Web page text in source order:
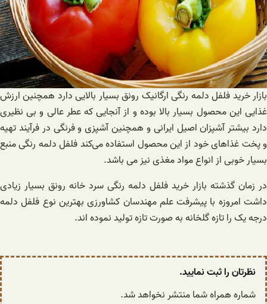
بازار خرید فلفل دلمه رنگی ارگانیک رونق بسیار بالایی دارد همچنین ارزش
غذایی این محصول بسیار بالا بوده و از آنجایی که عطر عالی و بی نظیری
دارد بیشتر آشپزان اصیل ایرانی و همچنین آشپزی و فرنگی در فرآیند تهیه
و پخت غذاهای خود از این محصول استفاده می‌کند فلفل دلمه رنگی منبع
بسیار خوبی از انواع مواد مغذی نیز می باشد.
در زمان گذشته بازار خرید فلفل دلمه رنگی سرد خانه رونق بسیار زیادی
داشت امروزه با پیشرفت علم مهندسان کشاورزی بهترین نوع فلفل دلمه
درجه یک را تازه گلخانه به صورت تازه تولید نموده اند‌.
نظرتان را ثبت نمایید.
شماره همراه شما منتشر نخواهد شد.